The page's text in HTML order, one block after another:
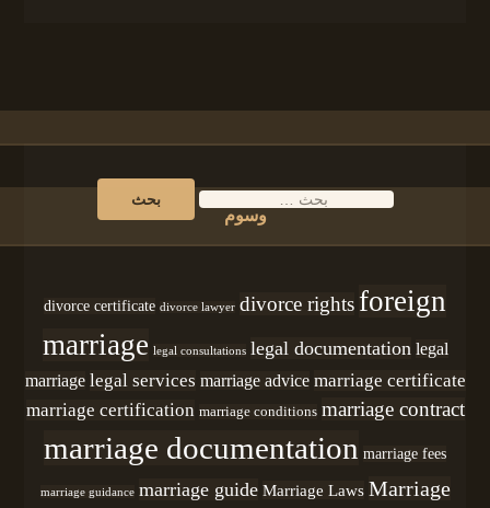
وسوم
divorce certificate divorce lawyer divorce rights foreign
marriage legal consultations legal documentation legal
marriage legal services marriage advice marriage certificate
marriage certification marriage conditions marriage contract
marriage documentation marriage fees
marriage guidance marriage guide Marriage Laws Marriage